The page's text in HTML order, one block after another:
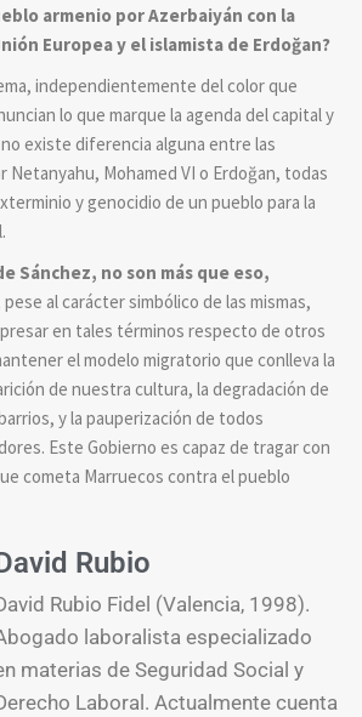
armenio por Azerbaiyán con la
Europea y el islamista de Erdoğan?
independientemente del color que
lo que marque la agenda del capital y
existe diferencia alguna entre las
Netanyahu, Mohamed VI o Erdoğan, todas
y genocidio de un pueblo para la
Sánchez, no son más que eso,
pese al carácter simbólico de las mismas,
en tales términos respecto de otros
el modelo migratorio que conlleva la
de nuestra cultura, la degradación de
y la pauperización de todos
Este Gobierno es capaz de tragar con
cometa Marruecos contra el pueblo
Rubio
Rubio Fidel (Valencia, 1998).
laboralista especializado
materias de Seguridad Social y
Laboral. Actualmente cuenta